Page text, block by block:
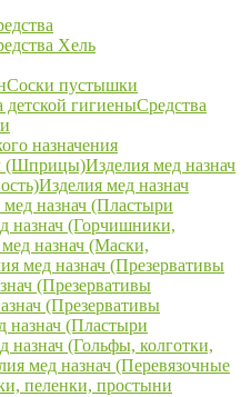
Хель
Соски пустышки
детской гигиеныСредства
назначения
(Шприцы)Изделия мед назнач
Изделия мед назнач
назнач (Пластыри
назнач (Горчишники,
назнач (Маски,
мед назнач (Презервативы
(Презервативы
(Презервативы
назнач (Пластыри
назнач (Гольфы, колготки,
мед назнач (Перевязочные
пеленки, простыни